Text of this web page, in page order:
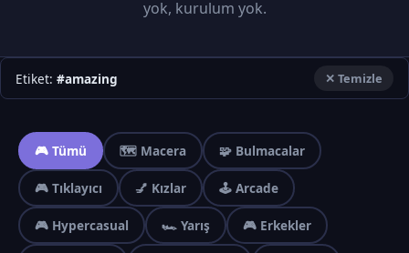
yok, kurulum yok.
Etiket: #amazing ✕ Temizle
🎮 Tümü 🗺️ Macera 🧩 Bulmacalar
🎮 Tıklayıcı 💅 Kızlar 🕹️ Arcade
🎮 Hypercasual 🏎️ Yarış 🎮 Erkekler